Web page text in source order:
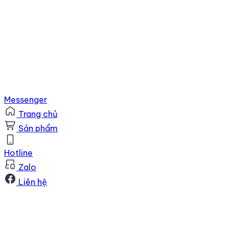
Messenger
Trang chủ
Sản phẩm
Hotline
Zalo
Liên hệ